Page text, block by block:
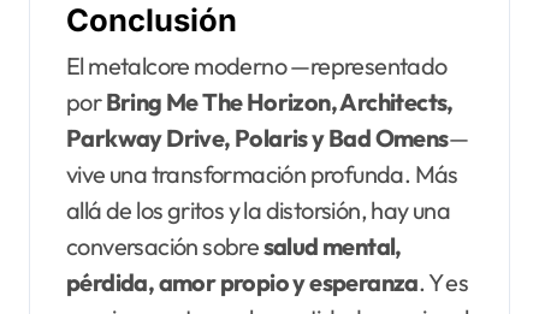
Conclusión
El metalcore moderno —representado
porBring Me The Horizon, Architects,
Parkway Drive, Polaris y Bad Omens—
vive una transformación profunda. Más
allá de los gritos y la distorsión, hay una
conversación sobresalud mental,
pérdida, amor propio y esperanza. Y es